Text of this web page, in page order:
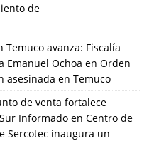
de
Temuco avanza: Fiscalía
Emanuel Ochoa en Orden
asesinada en Temuco
de venta fortalece
Informado en Centro de
Sercotec inaugura un